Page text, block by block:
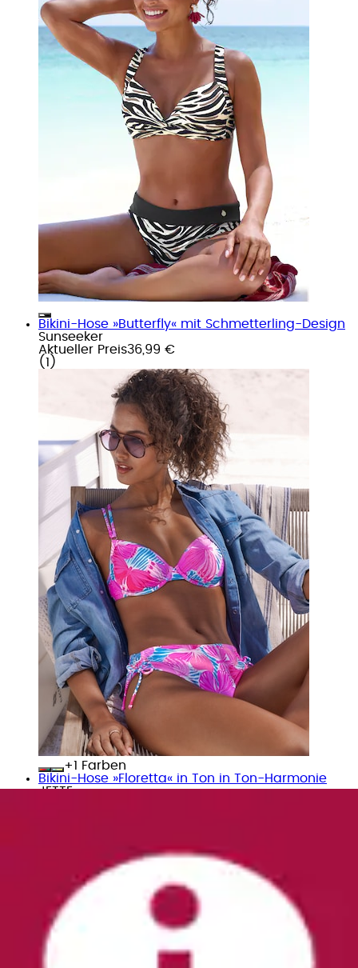
Bikini-Hose »Butterfly« mit Schmetterling-Design
Sunseeker
Aktueller Preis36,99 €
( 1 )
+
Farben
Bikini-Hose »Floretta« in Ton in Ton-Harmonie
JETTE